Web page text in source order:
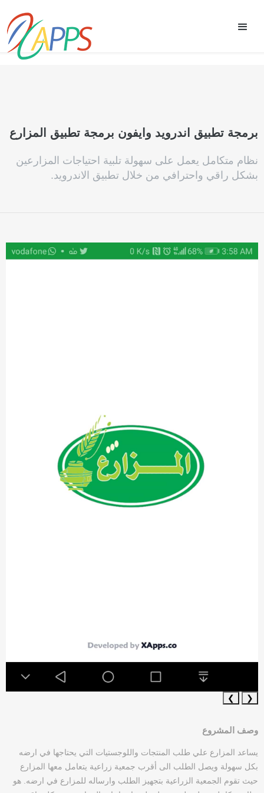
برمجة تطبيق اندرويد وايفون برمجة تطبيق المزارع
نظام متكامل يعمل على سهولة تلبية احتياجات المزارعين
بشكل راقي واحترافي من خلال تطبيق الاندرويد.
❮
❯
وصف المشروع
يساعد المزارع علي طلب المنتجات واللوجستيات التي يحتاجها في ارضه
بكل سهولة ويصل الطلب الى أقرب جمعية زراعية يتعامل معها المزارع
حيث تقوم الجمعية الزراعية بتجهيز الطلب وارساله للمزارع في ارضه. هو